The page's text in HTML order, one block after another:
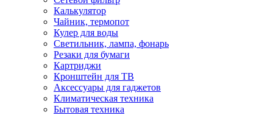
Калькулятор
Чайник, термопот
Кулер для воды
Светильник, лампа, фонарь
Резаки для бумаги
Картриджи
Кронштейн для ТВ
Аксессуары для гаджетов
Климатическая техника
Бытовая техника